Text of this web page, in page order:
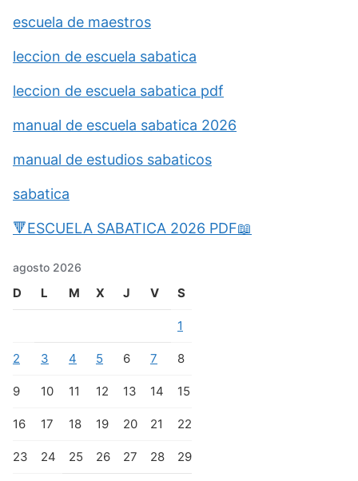
escuela de maestros
leccion de escuela sabatica
leccion de escuela sabatica pdf
manual de escuela sabatica 2026
manual de estudios sabaticos
sabatica
🔻ESCUELA SABATICA 2026 PDF📖
agosto 2026
D L M X J V S
1
2 3 4 5 6 7 8
9 10 11 12 13 14 15
16 17 18 19 20 21 22
23 24 25 26 27 28 29